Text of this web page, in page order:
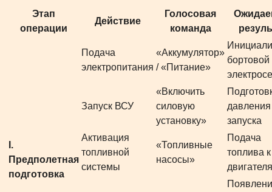
Этап
операции
Действие
Голосовая
команда
I.
Предполетная
подготовка
Подача
электропитания
«Аккумулятор»
/ «Питание»
бортовой
Запуск ВСУ
«Включить
силовую
установку»
запуска
Активация
топливной
системы
«Топливные
насосы»
Подача
топлива к